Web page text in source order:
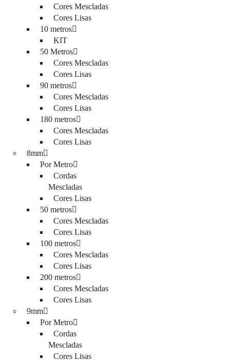
Cores Mescladas
Cores Lisas
10 metros
KIT
50 Metros
Cores Mescladas
Cores Lisas
90 metros
Cores Mescladas
Cores Lisas
180 metros
Cores Mescladas
Cores Lisas
8mm
Por Metro
Cordas
Mescladas
Cores Lisas
50 metros
Cores Mescladas
Cores Lisas
100 metros
Cores Mescladas
Cores Lisas
200 metros
Cores Mescladas
Cores Lisas
9mm
Por Metro
Cordas
Mescladas
Cores Lisas